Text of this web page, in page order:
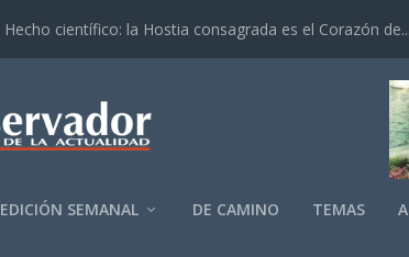
Hecho científico: la Hostia consagrada es el Corazón de...
EDICIÓN SEMANAL DE CAMINO TEMAS